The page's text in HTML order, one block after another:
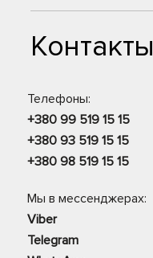
Контакты
Телефоны:
+380 99 519 15 15
+380 93 519 15 15
+380 98 519 15 15
Мы в мессенджерах:
Viber
Telegram